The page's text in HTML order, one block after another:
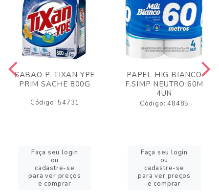
SABAO P. TIXAN YPE
PRIM SACHE 800G
Código: 54731
Faça seu login
ou
cadastre-se
para ver preços
e comprar
PAPEL HIG BIANCO
F.SIMP NEUTRO 60M
4UN
Código: 48485
Faça seu login
ou
cadastre-se
para ver preços
e comprar